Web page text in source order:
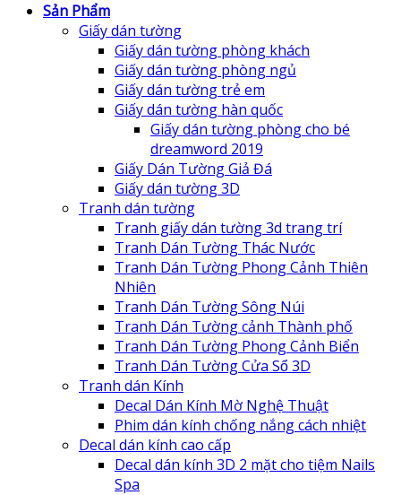
Sản Phẩm
Giấy dán tường
Giấy dán tường phòng khách
Giấy dán tường phòng ngủ
Giấy dán tường trẻ em
Giấy dán tường hàn quốc
Giấy dán tường phòng cho bé
dreamword 2019
Giấy Dán Tường Giả Đá
Giấy dán tường 3D
Tranh dán tường
Tranh giấy dán tường 3d trang trí
Tranh Dán Tường Thác Nước
Tranh Dán Tường Phong Cảnh Thiên
Nhiên
Tranh Dán Tường Sông Núi
Tranh Dán Tường cảnh Thành phố
Tranh Dán Tường Phong Cảnh Biển
Tranh Dán Tường Cửa Sổ 3D
Tranh dán Kính
Decal Dán Kính Mờ Nghệ Thuật
Phim dán kính chống nắng cách nhiệt
Decal dán kính cao cấp
Decal dán kính 3D 2 mặt cho tiệm Nails
Spa